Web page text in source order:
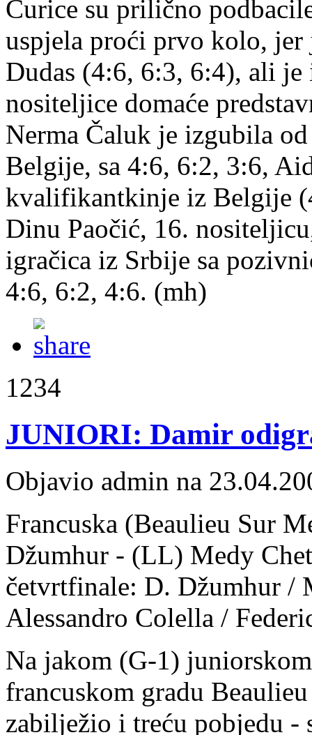
Curice su prilično
uspjela proći prvo kolo,
Dudas (4:6, 6:3, 6:4), ali je
nositeljice domaće
Nerma Čaluk je izgubila
Belgije, sa 4:6, 6:2, 3:6,
kvalifikantkinje iz Belgije
Dinu Paočić, 16.
igračica iz Srbije sa
4:6, 6:2, 4:6. (mh)
1234
JUNIORI: Damir
Objavio admin na
Francuska (Beaulieu Sur
Džumhur - (LL) Medy
četvrtfinale: D. Džumhur
Alessandro Colella /
Na jakom (G-1)
francuskom gradu
zabilježio i treću pobjedu -